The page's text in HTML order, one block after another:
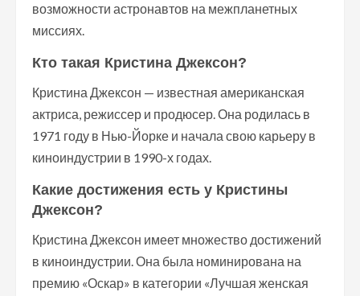
возможности астронавтов на межпланетных
миссиях.
Кто такая Кристина Джексон?
Кристина Джексон — известная американская
актриса, режиссер и продюсер. Она родилась в
1971 году в Нью-Йорке и начала свою карьеру в
киноиндустрии в 1990-х годах.
Какие достижения есть у Кристины
Джексон?
Кристина Джексон имеет множество достижений
в киноиндустрии. Она была номинирована на
премию «Оскар» в категории «Лучшая женская